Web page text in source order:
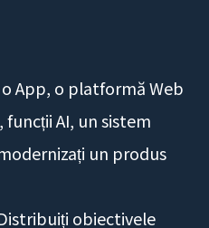
App, o platformă Web
AI, un sistem
un produs
obiectivele